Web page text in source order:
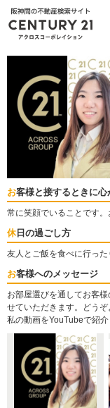
お客様と接するときに
常に笑顔でいることです。
休日の過ごし方
友人とご飯を食べに行った
お客様へのメッセージ
お部屋選びを通してお客
せていただきます。どうぞ
私の動画をYouTubeで紹